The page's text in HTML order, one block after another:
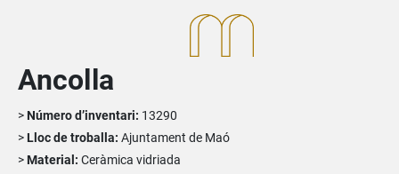
Ancolla
Número d’inventari: 13290
Lloc de troballa: Ajuntament de Maó
Material: Ceràmica vidriada